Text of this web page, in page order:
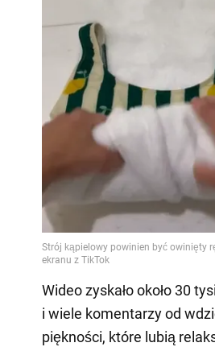
Wideo zyskało około 30
i wiele komentarzy od
piękności, które lubią